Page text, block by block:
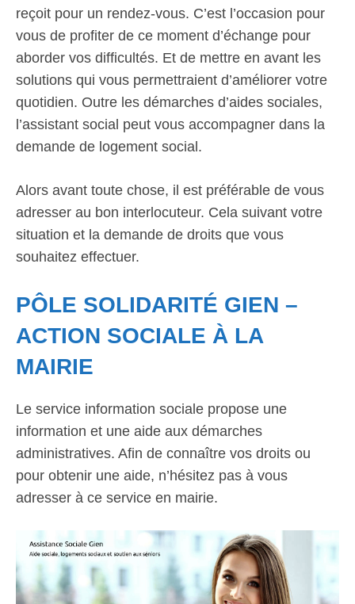
reçoit pour un rendez-vous. C’est l’occasion pour
vous de profiter de ce moment d’échange pour
aborder vos difficultés. Et de mettre en avant les
solutions qui vous permettraient d’améliorer votre
quotidien. Outre les démarches d’aides sociales,
l’assistant social peut vous accompagner dans la
demande de logement social.
Alors avant toute chose, il est préférable de vous
adresser au bon interlocuteur. Cela suivant votre
situation et la demande de droits que vous
souhaitez effectuer.
PÔLE SOLIDARITÉ GIEN –
ACTION SOCIALE À LA
MAIRIE
Le service information sociale propose une
information et une aide aux démarches
administratives. Afin de connaître vos droits ou
pour obtenir une aide, n’hésitez pas à vous
adresser à ce service en mairie.